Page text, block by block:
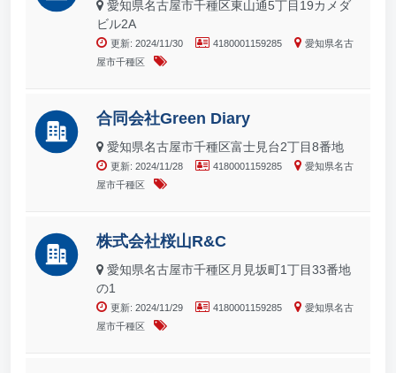
愛知県名古屋市千種区東山通5丁目19カメダ
ビル2A
更新: 2024/11/30 4180001159285
愛知県名古
屋市千種区
合同会社Green Diary
愛知県名古屋市千種区富士見台2丁目8番地
更新: 2024/11/28 4180001159285
愛知県名古
屋市千種区
株式会社桜山R&C
愛知県名古屋市千種区月見坂町1丁目33番地
の1
更新: 2024/11/29 4180001159285
愛知県名古
屋市千種区